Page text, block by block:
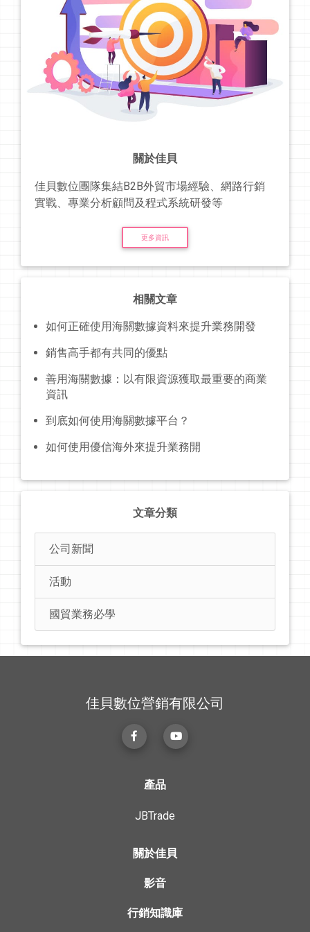
關於佳貝
佳貝數位團隊集結B2B外貿市場經驗、網路行銷
實戰、專業分析顧問及程式系統研發等
更多資訊
相關文章
如何正確使用海關數據資料來提升業務開發
銷售高手都有共同的優點
善用海關數據：以有限資源獲取最重要的商業
資訊
到底如何使用海關數據平台？
如何使用優信海外來提升業務開
文章分類
公司新聞
活動
國貿業務必學
佳貝數位營銷有限公司
產品
JBTrade
關於佳貝
影音
行銷知識庫